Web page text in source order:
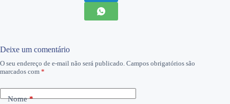
Deixe um comentário
O seu endereço de e-mail não será publicado. Campos obrigatórios são
marcados com *
Nome*